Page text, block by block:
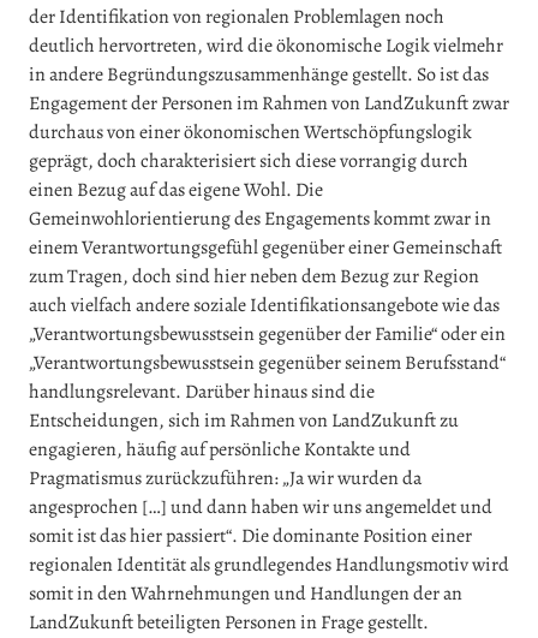
der Identifikation von regionalen Problemlagen noch
deutlich hervortreten, wird die ökonomische Logik vielmehr
in andere Begründungszusammenhänge gestellt. So ist das
Engagement der Personen im Rahmen von LandZukunft zwar
durchaus von einer ökonomischen Wertschöpfungslogik
geprägt, doch charakterisiert sich diese vorrangig durch
einen Bezug auf das eigene Wohl. Die
Gemeinwohlorientierung des Engagements kommt zwar in
einem Verantwortungsgefühl gegenüber einer Gemeinschaft
zum Tragen, doch sind hier neben dem Bezug zur Region
auch vielfach andere soziale Identifikationsangebote wie das
„Verantwortungsbewusstsein gegenüber der Familie“ oder ein
„Verantwortungsbewusstsein gegenüber seinem Berufsstand“
handlungsrelevant. Darüber hinaus sind die
Entscheidungen, sich im Rahmen von LandZukunft zu
engagieren, häufig auf persönliche Kontakte und
Pragmatismus zurückzuführen: „Ja wir wurden da
angesprochen […] und dann haben wir uns angemeldet und
somit ist das hier passiert“. Die dominante Position einer
regionalen Identität als grundlegendes Handlungsmotiv wird
somit in den Wahrnehmungen und Handlungen der an
LandZukunft beteiligten Personen in Frage gestellt.